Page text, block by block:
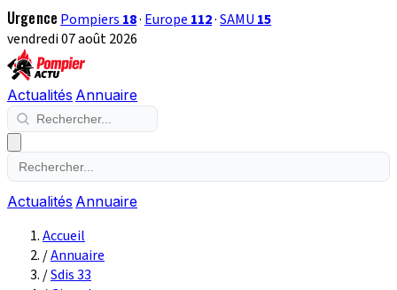
Urgence Pompiers 18· Europe 112·SAMU 15
vendredi 07 août 2026
Actualités Annuaire
Actualités Annuaire
Accueil
/Annuaire
/Sdis 33